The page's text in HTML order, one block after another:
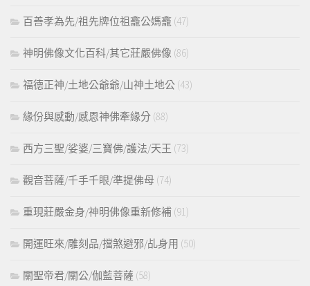
百善孝為先/祖先牌位祖龕公媽龕 (47)
神明佛像文化百科/其它莊嚴佛像 (86)
福德正神/土地公爺爺/山神土地公 (43)
緣份與感動/感恩神佛牽緣分 (88)
西方三聖/娑婆/三寶佛/護法/天王 (73)
觀音菩薩/千手千眼/準提佛母 (74)
重現莊嚴金身/神明佛像重新修補 (91)
開運旺來/雕刻品/擋煞避邪/乩身用 (50)
關聖帝君/關公/伽藍菩薩 (58)